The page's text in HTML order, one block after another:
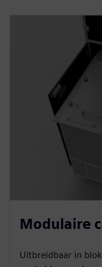
Modulaire
Uitbreidbaar in